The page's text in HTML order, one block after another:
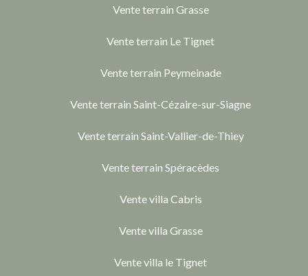
Vente terrain Grasse
Vente terrain Le Tignet
Vente terrain Peymeinade
Vente terrain Saint-Cézaire-sur-Siagne
Vente terrain Saint-Vallier-de-Thiey
Vente terrain Spéracèdes
Vente villa Cabris
Vente villa Grasse
Vente villa le Tignet